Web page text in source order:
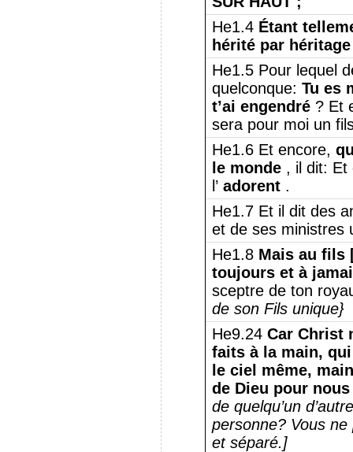
He1.4 Étant
hérité par
He1.5 Pour lequel
quelconque: Tu es
t’ai engendré? Et
sera pour moi un
He1.6 Et encore,
le monde, il dit: Et
l’ adorent.
He1.7 Et il dit des
et de ses ministres
He1.8 Mais au fils
toujours et à
sceptre de ton
de son Fils unique}
He9.24 Car Christ
faits à la main,
le ciel même,
de Dieu pour
de quelqu’un
personne? Vous ne
et séparé.]